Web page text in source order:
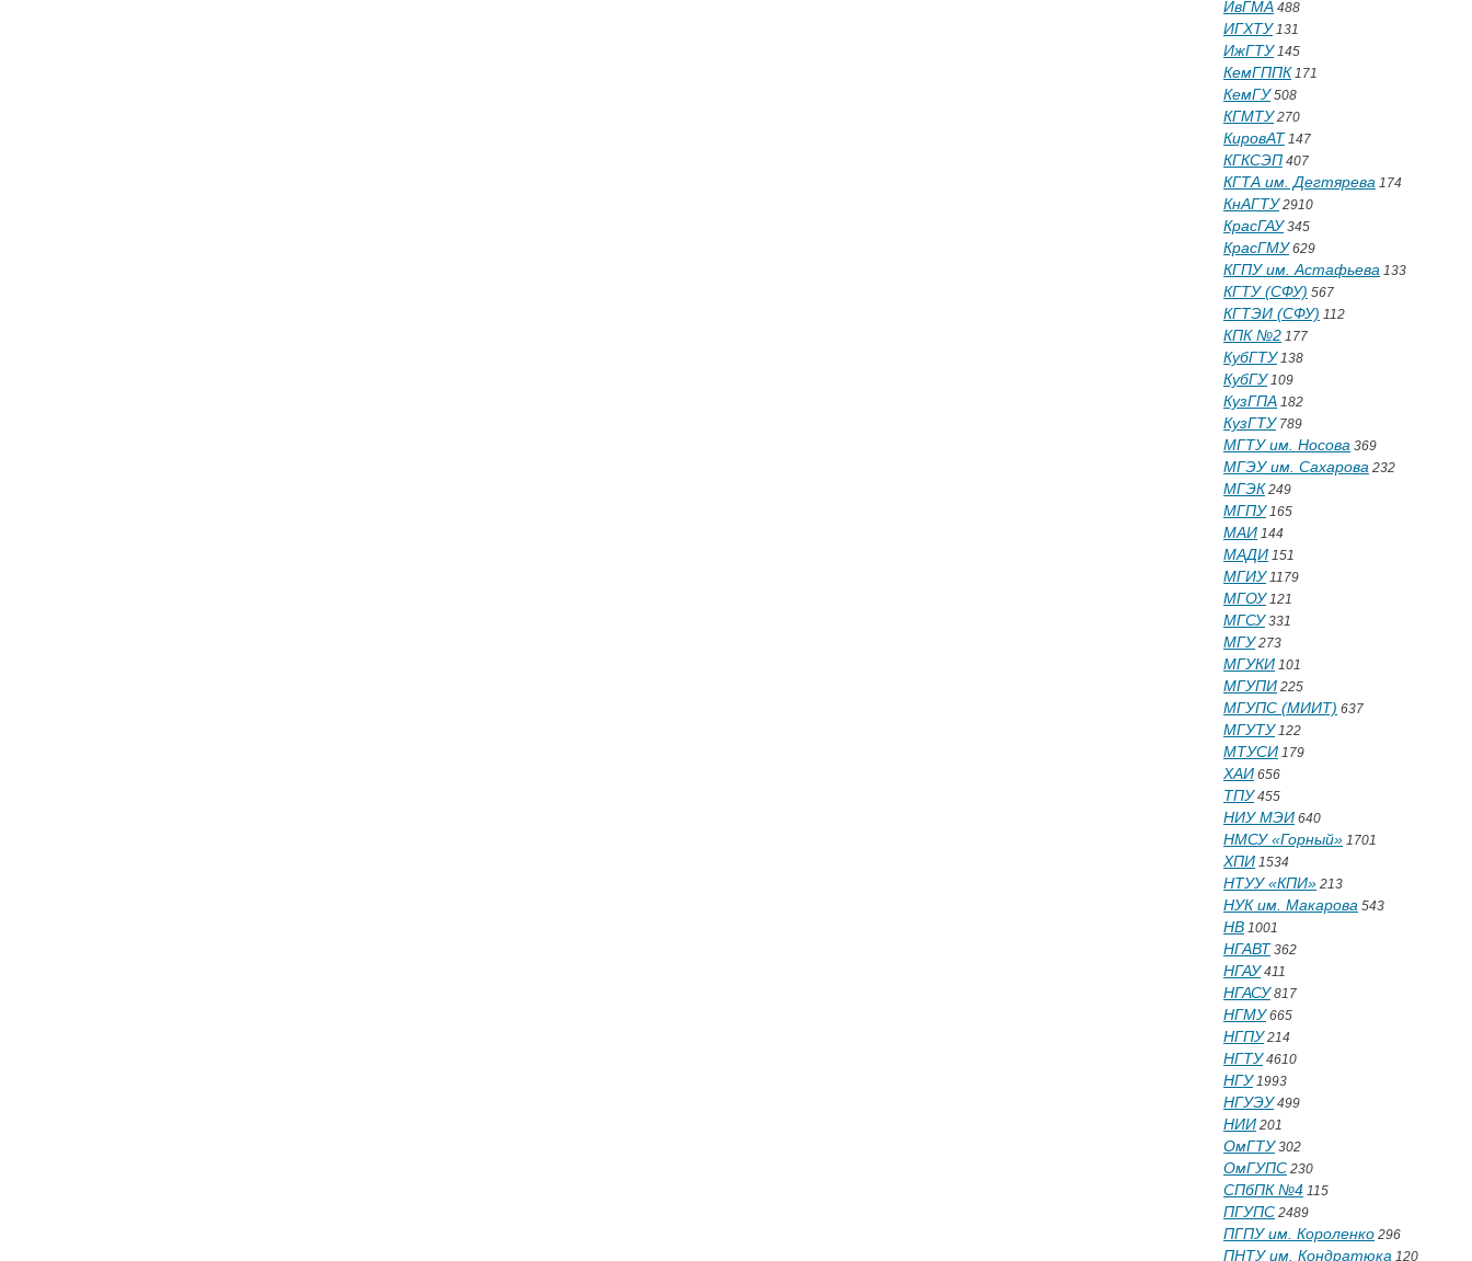
ИвГМА 488
ИГХТУ131
ИжГТУ145
КемГППК 171
КемГУ508
КГМТУ270
КировАТ 147
КГКСЭП 407
КГТА им. Дегтярева 174
КнАГТУ2910
КрасГАУ345
КрасГМУ629
КГПУ им. Астафьева 133
КГТУ (СФУ) 567
КГТЭИ (СФУ) 112
КПК №2 177
КубГТУ138
КубГУ109
КузГПА 182
КузГТУ789
МГТУ им. Носова 369
МГЭУ им. Сахарова 232
МГЭК 249
МГПУ165
МАИ 144
МАДИ 151
МГИУ1179
МГОУ121
МГСУ331
МГУ273
МГУКИ 101
МГУПИ 225
МГУПС (МИИТ) 637
МГУТУ122
МТУСИ 179
ХАИ 656
ТПУ455
НИУ МЭИ 640
НМСУ «Горный» 1701
ХПИ 1534
НТУУ «КПИ» 213
НУК им. Макарова 543
НВ 1001
НГАВТ 362
НГАУ411
НГАСУ817
НГМУ665
НГПУ214
НГТУ4610
НГУ1993
НГУЭУ499
НИИ 201
ОмГТУ302
ОмГУПС 230
СПбПК №4 115
ПГУПС 2489
ПГПУ им. Короленко 296
ПНТУ им. Кондратюка 120